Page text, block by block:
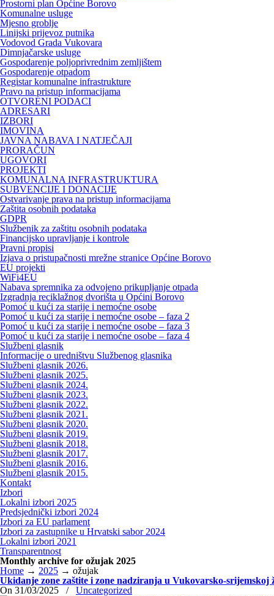
Prostorni plan Općine Borovo
Komunalne usluge
Mjesno groblje
Linijski prijevoz putnika
Vodovod Grada Vukovara
Dimnjačarske usluge
Gospodarenje poljoprivrednim zemljištem
Gospodarenje otpadom
Registar komunalne infrastrukture
Pravo na pristup informacijama
OTVORENI PODACI
ADRESARI
IZBORI
IMOVINA
JAVNA NABAVA I NATJEČAJI
PRORAČUN
UGOVORI
PROJEKTI
KOMUNALNA INFRASTRUKTURA
SUBVENCIJE I DONACIJE
Ostvarivanje prava na pristup informacijama
Zaštita osobnih podataka
GDPR
Službenik za zaštitu osobnih podataka
Financijsko upravljanje i kontrole
Pravni propisi
Izjava o pristupačnosti mrežne stranice Općine Borovo
EU projekti
WiFi4EU
Nabava spremnika za odvojeno prikupljanje otpada
Izgradnja reciklažnog dvorišta u Općini Borovo
Pomoć u kući za starije i nemoćne osobe
Pomoć u kući za starije i nemoćne osobe – faza 2
Pomoć u kući za starije i nemoćne osobe – faza 3
Pomoć u kući za starije i nemoćne osobe – faza 4
Službeni glasnik
Informacije o uredništvu Službenog glasnika
Službeni glasnik 2026.
Službeni glasnik 2025.
Službeni glasnik 2024.
Službeni glasnik 2023.
Službeni glasnik 2022.
Službeni glasnik 2021.
Službeni glasnik 2020.
Službeni glasnik 2019.
Službeni glasnik 2018.
Službeni glasnik 2017.
Službeni glasnik 2016.
Službeni glasnik 2015.
Kontakt
Izbori
Lokalni izbori 2025
Predsjednički izbori 2024
Izbori za EU parlament
Izbori za zastupnike u Hrvatski sabor 2024
Lokalni izbori 2021
Transparentnost
Monthly archive for ožujak 2025
Home → 2025 → ožujak
Ukidanje zone zaštite i zone nadziranja u Vukovarsko-srijemskoj
On 31/03/2025
/
Uncategorized